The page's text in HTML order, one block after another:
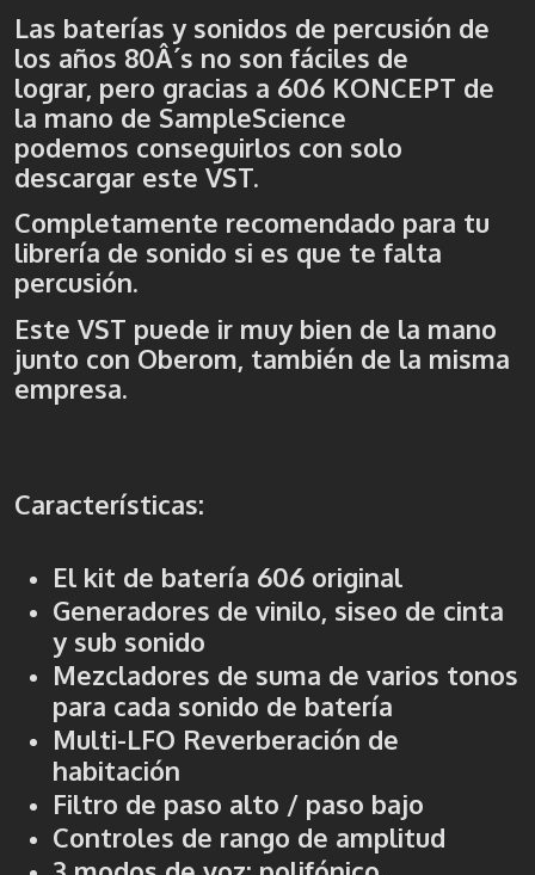
Las baterías y sonidos de percusión de
los años 80Â´s no son fáciles de
lograr, pero gracias a 606 KONCEPT de
la mano de SampleScience
podemos conseguirlos con solo
descargar este VST.
Completamente recomendado para tu
librería de sonido si es que te falta
percusión.
Este VST puede ir muy bien de la mano
junto con Oberom, también de la misma
empresa.
Características:
El kit de batería 606 original
Generadores de vinilo, siseo de cinta
y sub sonido
Mezcladores de suma de varios tonos
para cada sonido de batería
Multi-LFO Reverberación de
habitación
Filtro de paso alto / paso bajo
Controles de rango de amplitud